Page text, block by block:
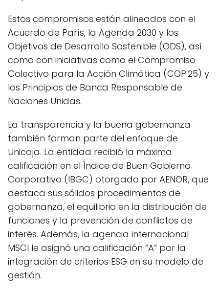
Estos compromisos están alineados con el
Acuerdo de París, la Agenda 2030 y los
Objetivos de Desarrollo Sostenible (ODS), así
como con iniciativas como el Compromiso
Colectivo para la Acción Climática (COP 25) y
los Principios de Banca Responsable de
Naciones Unidas.
La transparencia y la buena gobernanza
también forman parte del enfoque de
Unicaja. La entidad recibió la máxima
calificación en el Índice de Buen Gobierno
Corporativo (IBGC) otorgado por AENOR, que
destaca sus sólidos procedimientos de
gobernanza, el equilibrio en la distribución de
funciones y la prevención de conflictos de
interés. Además, la agencia internacional
MSCI le asignó una calificación “A” por la
integración de criterios ESG en su modelo de
gestión.